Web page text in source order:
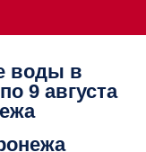
воды в
9 августа